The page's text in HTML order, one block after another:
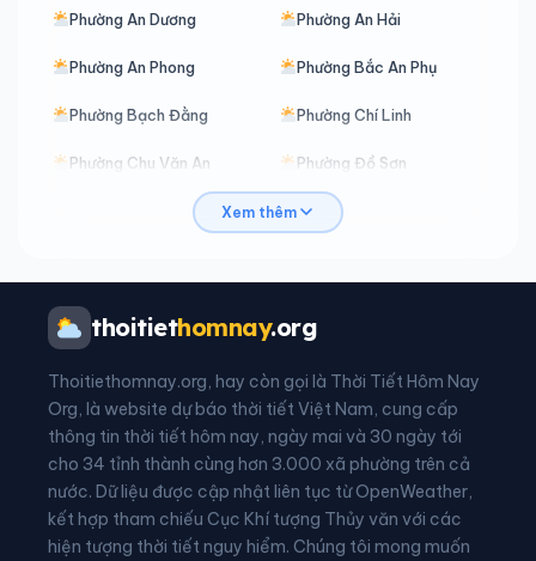
Phường An Dương Phường An Hải
Phường An Phong Phường Bắc An Phụ
Phường Bạch Đằng Phường Chí Linh
Phường Chu Văn An Phường Đồ Sơn
Phường Đông Hải Phường Dương Kinh
Phường Hải Dương
Phường Hồng An
Phường Hưng Đạo Phường Kiến An
Phường Kinh Môn Phường Lê Chân
Phường Lê Đại Hành Phường Lê Ích Mộc
Phường Lê Thanh Nghị Phường Lưu Kiếm
Xem thêm
thoitiethomnay.org
Thoitiethomnay.org, hay còn gọi là Thời Tiết Hôm Nay
Org, là website dự báo thời tiết Việt Nam, cung cấp
thông tin thời tiết hôm nay, ngày mai và 30 ngày tới
cho 34 tỉnh thành cùng hơn 3.000 xã phường trên cả
nước. Dữ liệu được cập nhật liên tục từ OpenWeather,
kết hợp tham chiếu Cục Khí tượng Thủy văn với các
hiện tượng thời tiết nguy hiểm. Chúng tôi mong muốn